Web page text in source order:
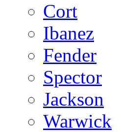
Cort
Ibanez
Fender
Spector
Jackson
Warwick